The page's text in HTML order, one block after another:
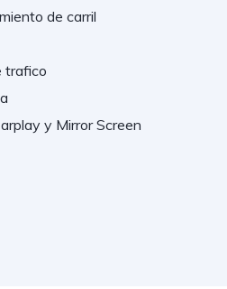
de carril
trafico
y Mirror Screen